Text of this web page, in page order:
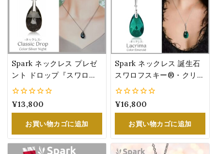
Spark ネックレス プレゼ
ント ドロップ『スワロフ
スキー®・クリスタル』
女性 グレーの煌めき
N610622SN
0
5
¥13,800
お買い物カゴに追加
Spark ネックレス 誕生石
スワロフスキー®・クリス
タル 5月 エメラルド カラ
NN610622EM
0
5
¥16,800
お買い物カゴに追加